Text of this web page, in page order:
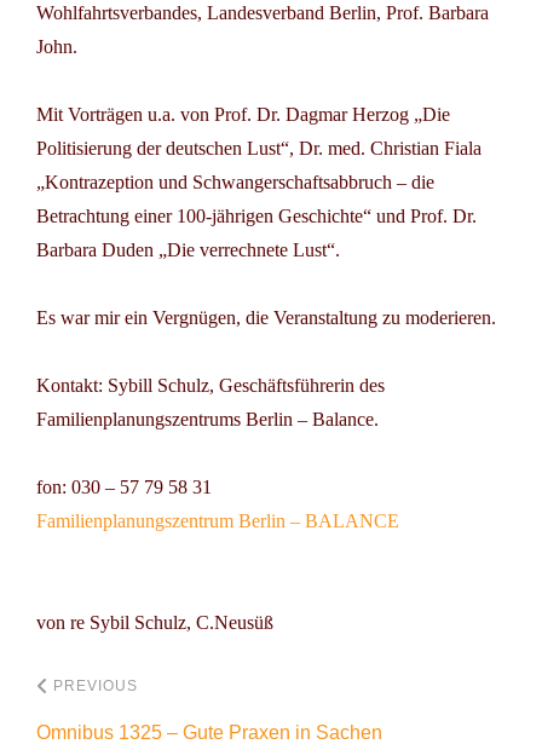
Wohlfahrtsverbandes, Landesverband Berlin, Prof. Barbara
John.
Mit Vorträgen u.a. von Prof. Dr. Dagmar Herzog „Die
Politisierung der deutschen Lust“, Dr. med. Christian Fiala
„Kontrazeption und Schwangerschaftsabbruch – die
Betrachtung einer 100-jährigen Geschichte“ und Prof. Dr.
Barbara Duden „Die verrechnete Lust“.
Es war mir ein Vergnügen, die Veranstaltung zu moderieren.
Kontakt: Sybill Schulz, Geschäftsführerin des
Familienplanungszentrums Berlin – Balance.
fon: 030 – 57 79 58 31
Familienplanungszentrum Berlin – BALANCE
von re Sybil Schulz, C.Neusüß
PREVIOUS
Omnibus 1325 – Gute Praxen in Sachen